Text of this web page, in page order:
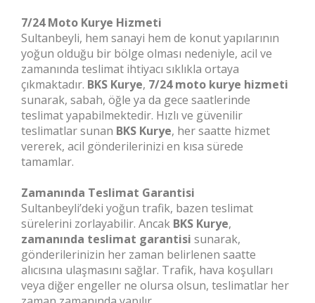
7/24 Moto Kurye Hizmeti
Sultanbeyli, hem sanayi hem de konut yapılarının
yoğun olduğu bir bölge olması nedeniyle, acil ve
zamanında teslimat ihtiyacı sıklıkla ortaya
çıkmaktadır. BKS Kurye, 7/24 moto kurye hizmeti
sunarak, sabah, öğle ya da gece saatlerinde
teslimat yapabilmektedir. Hızlı ve güvenilir
teslimatlar sunan BKS Kurye, her saatte hizmet
vererek, acil gönderilerinizi en kısa sürede
tamamlar.
Zamanında Teslimat Garantisi
Sultanbeyli’deki yoğun trafik, bazen teslimat
sürelerini zorlayabilir. Ancak BKS Kurye,
zamanında teslimat garantisi sunarak,
gönderilerinizin her zaman belirlenen saatte
alıcısına ulaşmasını sağlar. Trafik, hava koşulları
veya diğer engeller ne olursa olsun, teslimatlar her